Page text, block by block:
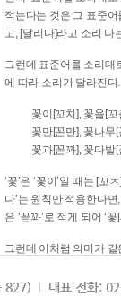
적는다는 것은 그 표준어를 적을 때 발음에
고, [달리다]라고 소리 나
그런데 표준어를 소리대
에 따라 소리가 달라진다.
꽃이[꼬치], 꽃을[꼬
꽃만[꼰만], 꽃나무
꽃과[꼳꽈], 꽃다발
‘꽃’은 ‘꽃이’일 때는 [꼬
다’는 원칙만 적용한다면, [꼬치]로 소리 나는 말은
은 ‘꼳꽈’로 적게 되어 ‘
그런데 이처럼 의미가
되게 적는 것이 의미를
827) 대표 전화: